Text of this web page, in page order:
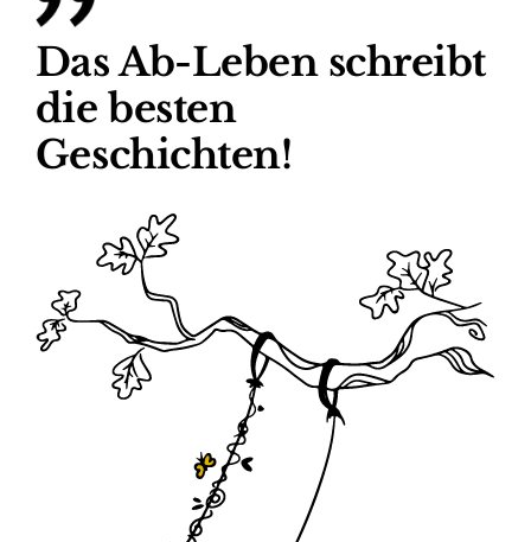
Das Ab-Leben schreibt
die besten
Geschichten!